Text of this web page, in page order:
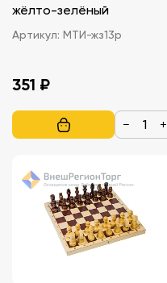
жёлто-зелёный
Артикул: МТИ-жз13р
351 ₽
− +